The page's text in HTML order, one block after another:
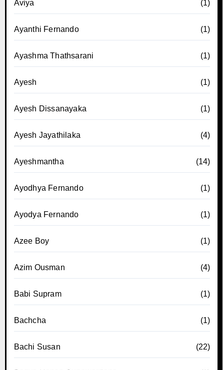
Aviya (1)
Ayanthi Fernando (1)
Ayashma Thathsarani (1)
Ayesh (1)
Ayesh Dissanayaka (1)
Ayesh Jayathilaka (4)
Ayeshmantha (14)
Ayodhya Fernando (1)
Ayodya Fernando (1)
Azee Boy (1)
Azim Ousman (4)
Babi Supram (1)
Bachcha (1)
Bachi Susan (22)